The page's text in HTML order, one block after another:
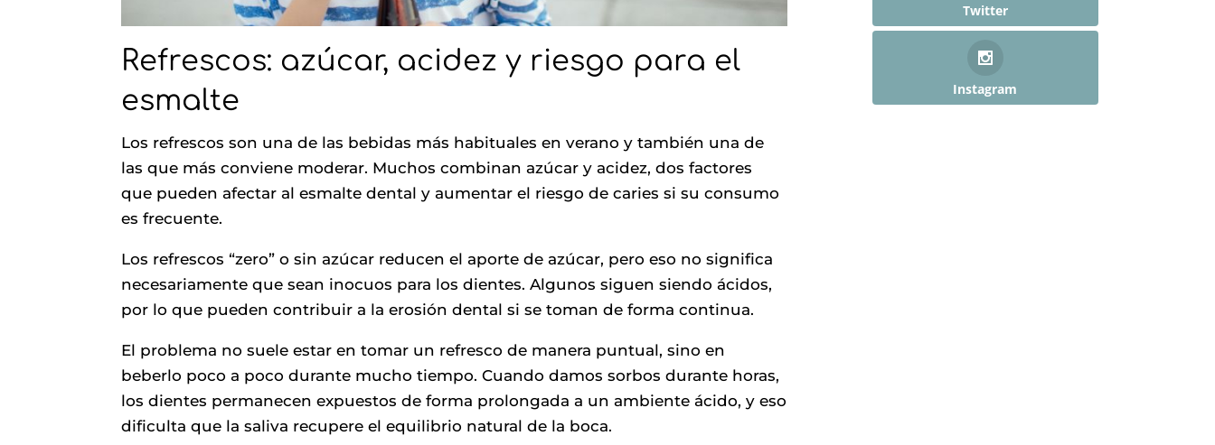
Refrescos: azúcar, acidez y riesgo para el
esmalte
Los refrescos son una de las bebidas más habituales en verano y también una de
las que más conviene moderar. Muchos combinan azúcar y acidez, dos factores
que pueden afectar al esmalte dental y aumentar el riesgo de caries si su consumo
es frecuente.
Los refrescos “zero” o sin azúcar reducen el aporte de azúcar, pero eso no significa
necesariamente que sean inocuos para los dientes. Algunos siguen siendo ácidos,
por lo que pueden contribuir a la erosión dental si se toman de forma continua.
El problema no suele estar en tomar un refresco de manera puntual, sino en
beberlo poco a poco durante mucho tiempo. Cuando damos sorbos durante horas,
los dientes permanecen expuestos de forma prolongada a un ambiente ácido, y eso
dificulta que la saliva recupere el equilibrio natural de la boca.
Twitter
Instagram